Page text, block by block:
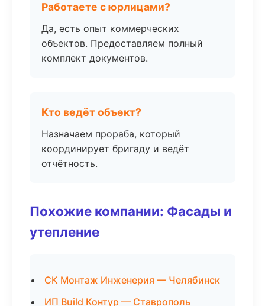
Работаете с юрлицами?
Да, есть опыт коммерческих
объектов. Предоставляем полный
комплект документов.
Кто ведёт объект?
Назначаем прораба, который
координирует бригаду и ведёт
отчётность.
Похожие компании: Фасады и
утепление
СК Монтаж Инженерия — Челябинск
ИП Build Контур — Ставрополь